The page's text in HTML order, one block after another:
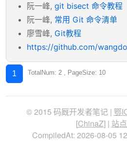
阮一峰, git bisect 命令教程
阮一峰, 常用 Git 命令清单
廖雪峰, Git教程
https://github.com/
1 TotalNum: 2 , PageSize: 10
© 2015 码厩开发者笔记 | 鄂
[ChinaZ] | 站
CompiledAt: 2026-08-05